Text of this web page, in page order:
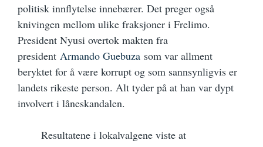
politisk innflytelse innebærer. Det preger også
knivingen mellom ulike fraksjoner i Frelimo.
President Nyusi overtok makten fra
president Armando Guebuza som var allment
beryktet for å være korrupt og som sannsynligvis er
landets rikeste person. Alt tyder på at han var dypt
involvert i låneskandalen.
Resultatene i lokalvalgene viste at